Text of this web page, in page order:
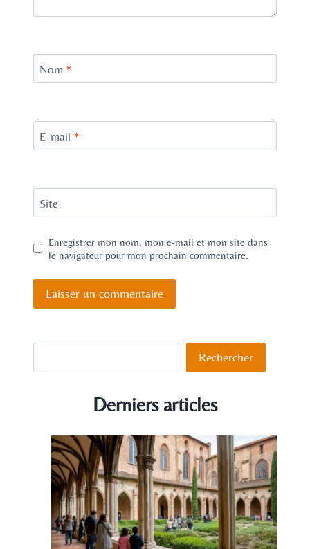
Nom *
E-mail *
Site
Enregistrer mon nom, mon e-mail et mon site dans
le navigateur pour mon prochain commentaire.
RechercherRechercher
Derniers articles